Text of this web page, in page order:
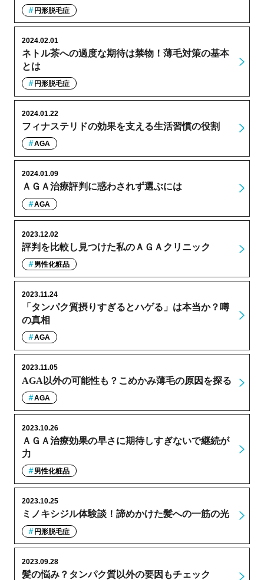
円形脱毛症
ネトル茶への過度な期待は禁物！薄毛対策の基本
とは
2024.02.01
円形脱毛症
フィナステリドの効果を支える生活習慣の役割
2024.01.22
AGA
ＡＧＡ治療評判に惑わされず選ぶには
2024.01.09
AGA
評判を比較し見つけた私のＡＧＡクリニック
2023.12.02
男性化粧品
「タンパク質摂りすぎるとハゲる」は本当か？噂
の真相
2023.11.24
AGA
AGA以外の可能性も？こめかみ薄毛の原因を探る
2023.11.05
AGA
ＡＧＡ治療効果の早さに期待しすぎないで継続が
力
2023.10.26
男性化粧品
ミノキシジル体験談！諦めかけた髪への一筋の光
2023.10.25
円形脱毛症
髪の悩み？タンパク質以外の要因もチェック
2023.09.28